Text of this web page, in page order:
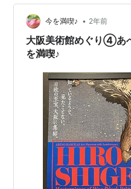
今を満喫♪ • 2年前
大阪美術館めぐり④あ
を満喫♪